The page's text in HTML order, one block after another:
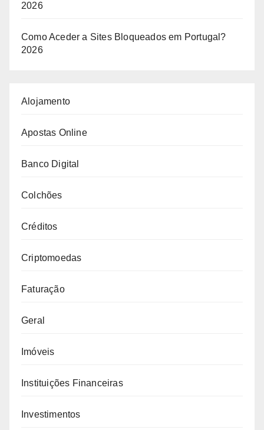
2026
Como Aceder a Sites Bloqueados em Portugal?
2026
Alojamento
Apostas Online
Banco Digital
Colchões
Créditos
Criptomoedas
Faturação
Geral
Imóveis
Instituições Financeiras
Investimentos